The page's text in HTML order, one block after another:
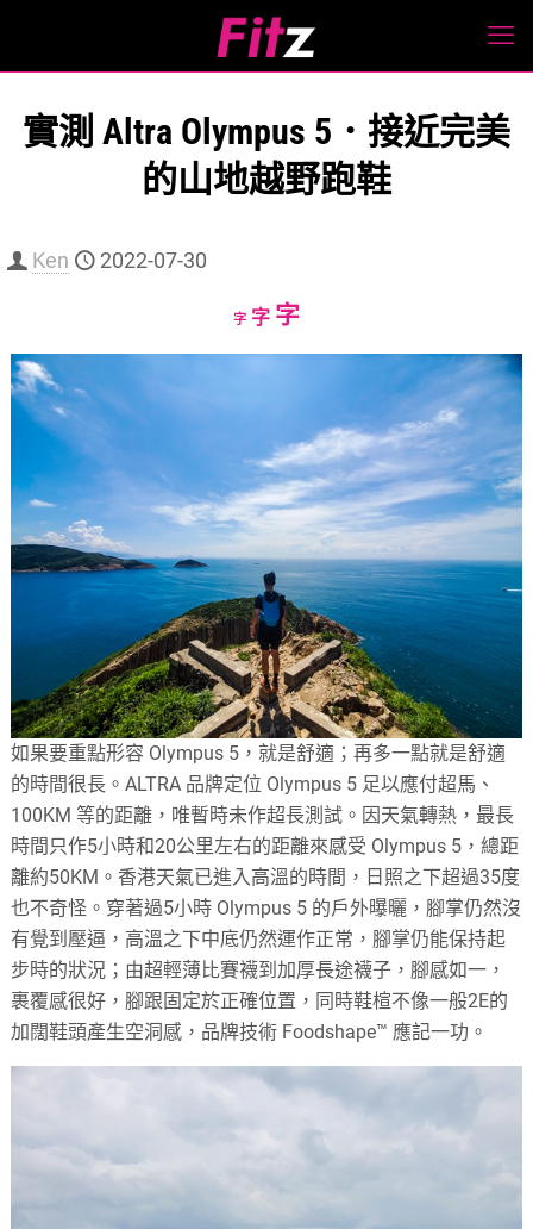
實測 Altra Olympus 5．接近完美
的山地越野跑鞋
Ken 2022-07-30
字Decrease
字Reset
字Increase
如果要重點形容 Olympus 5，就是舒適；再多一點就是舒適
的時間很長。ALTRA 品牌定位 Olympus 5 足以應付超馬、
100KM 等的距離，唯暫時未作超長測試。因天氣轉熱，最長
時間只作5小時和20公里左右的距離來感受 Olympus 5，總距
離約50KM。香港天氣已進入高溫的時間，日照之下超過35度
也不奇怪。穿著過5小時 Olympus 5 的戶外曝曬，腳掌仍然沒
有覺到壓逼，高溫之下中底仍然運作正常，腳掌仍能保持起
步時的狀況；由超輕薄比賽襪到加厚長途襪子，腳感如一，
裹覆感很好，腳跟固定於正確位置，同時鞋楦不像一般2E的
加闊鞋頭產生空洞感，品牌技術 Foodshape™ 應記一功。